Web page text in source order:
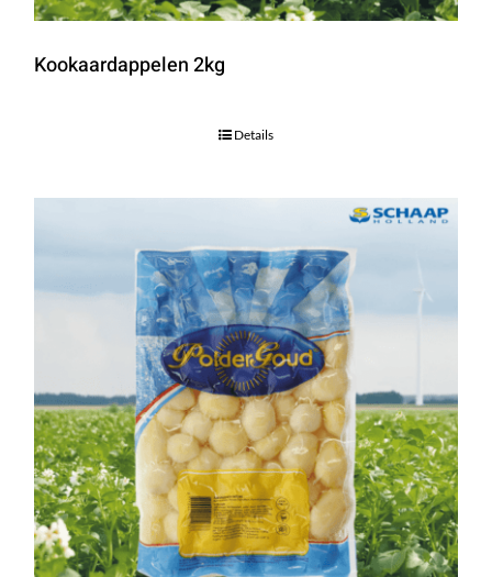
Kookaardappelen 2kg
Details